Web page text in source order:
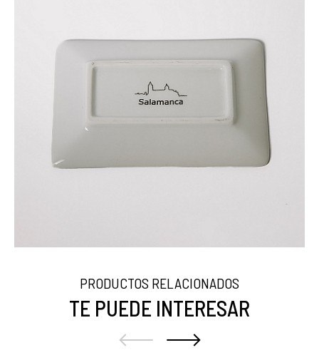
PRODUCTOS RELACIONADOS
TE PUEDE INTERESAR